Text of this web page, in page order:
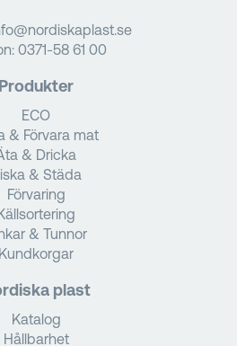
0371-58 61 00
Produkter
ECO
& Förvara mat
& Dricka
& Städa
Förvaring
& Tunnor
Kundkorgar
plast
Katalog
Hållbarhet